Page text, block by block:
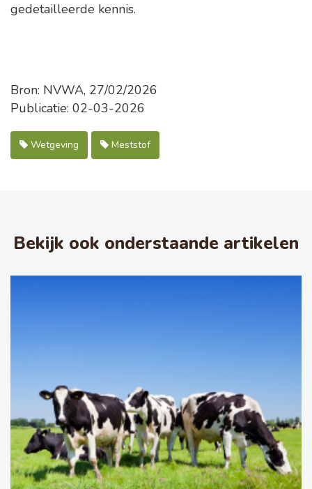
gedetailleerde kennis.
Bron: NVWA, 27/02/2026
Publicatie: 02-03-2026
Wetgeving Meststof
Bekijk ook onderstaande artikelen